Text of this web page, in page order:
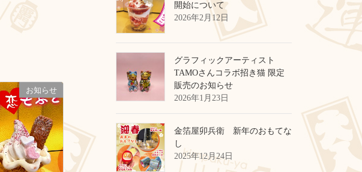
お知らせ
開始について
2026年2月12日
グラフィックアーティスト
TAMOさんコラボ招き猫 限定
販売のお知らせ
2026年1月23日
金箔屋卯兵衛 新年のおもてな
し
2025年12月24日